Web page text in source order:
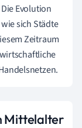
Evolution
sich Städte
Zeitraum
Mittelalter